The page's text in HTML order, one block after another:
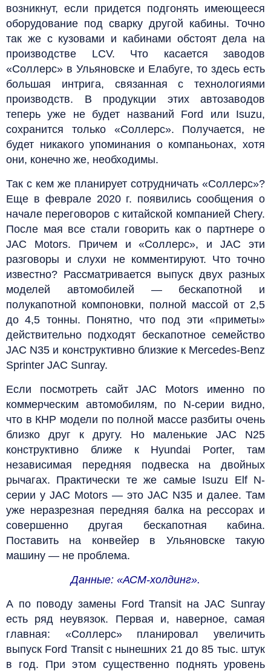
возникнут, если придется подгонять имеющееся
оборудование под сварку другой кабины. Точно
так же с кузовами и кабинами обстоят дела на
производстве LCV. Что касается заводов
«Соллерс» в Ульяновске и Елабуге, то здесь есть
большая интрига, связанная с технологиями
производств. В продукции этих автозаводов
теперь уже не будет названий Ford или Isuzu,
сохранится только «Соллерс». Получается, не
будет никакого упоминания о компаньонах, хотя
они, конечно же, необходимы.
Так с кем же планирует сотрудничать «Соллерс»?
Еще в феврале 2020 г. появились сообщения о
начале переговоров с китайской компанией Chery.
После мая все стали говорить как о партнере о
JAC Motors. Причем и «Соллерс», и JAC эти
разговоры и слухи не комментируют. Что точно
известно? Рассматривается выпуск двух разных
моделей автомобилей — бескапотной и
полукапотной компоновки, полной массой от 2,5
до 4,5 тонны. Понятно, что под эти «приметы»
действительно подходят бескапотное семейство
JAC N35 и конструктивно близкие к Mercedes-Benz
Sprinter JAC Sunray.
Если посмотреть сайт JAC Motors именно по
коммерческим автомобилям, по N-серии видно,
что в КНР модели по полной массе разбиты очень
близко друг к другу. Но маленькие JAC N25
конструктивно ближе к Hyundai Porter, там
независимая передняя подвеска на двойных
рычагах. Практически те же самые Isuzu Elf N-
серии у JAC Motors — это JAC N35 и далее. Там
уже неразрезная передняя балка на рессорах и
совершенно другая бескапотная кабина.
Поставить на конвейер в Ульяновске такую
машину — не проблема.
Данные: «АСМ-холдинг».
А по поводу замены Ford Transit на JAC Sunray
есть ряд неувязок. Первая и, наверное, самая
главная: «Соллерс» планировал увеличить
выпуск Ford Transit с нынешних 21 до 85 тыс. штук
в год. При этом существенно поднять уровень